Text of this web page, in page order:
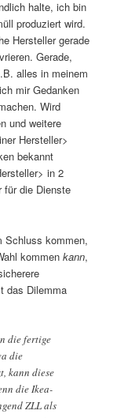
halte, ich bin
produziert wird.
Hersteller gerade
Gerade,
alles in meinem
mir Gedanken
Wird
und weitere
Hersteller>
bekannt
in 2
für die Dienste
Schluss kommen,
kommenkann,
das Dilemma
die fertige
die
kann diese
die Ikea-
ZLL als